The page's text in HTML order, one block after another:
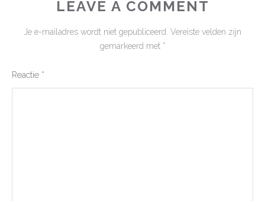
LEAVE A COMMENT
Je e-mailadres wordt niet gepubliceerd. Vereiste velden zijn
gemarkeerd met *
Reactie *